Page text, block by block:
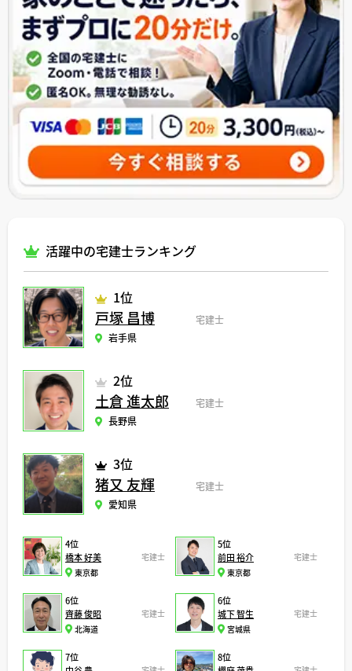
活躍中の宅建士ランキング
1位
戸塚 昌博
宅建士
岩手県
2位
土倉 進太郎
宅建士
長野県
3位
猪又 友輝
宅建士
愛知県
4位
橋本 好美
宅建士
東京都
5位
前田 裕介
宅建士
東京都
6位
齊藤 俊昭
宅建士
北海道
6位
城下 智生
宅建士
宮城県
7位
8位